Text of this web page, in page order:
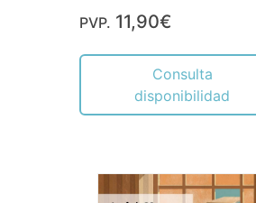
PVP. 11,90€
Consulta
disponibilidad